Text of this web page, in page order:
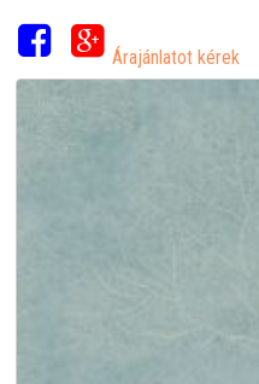
Árajánlatot kérek